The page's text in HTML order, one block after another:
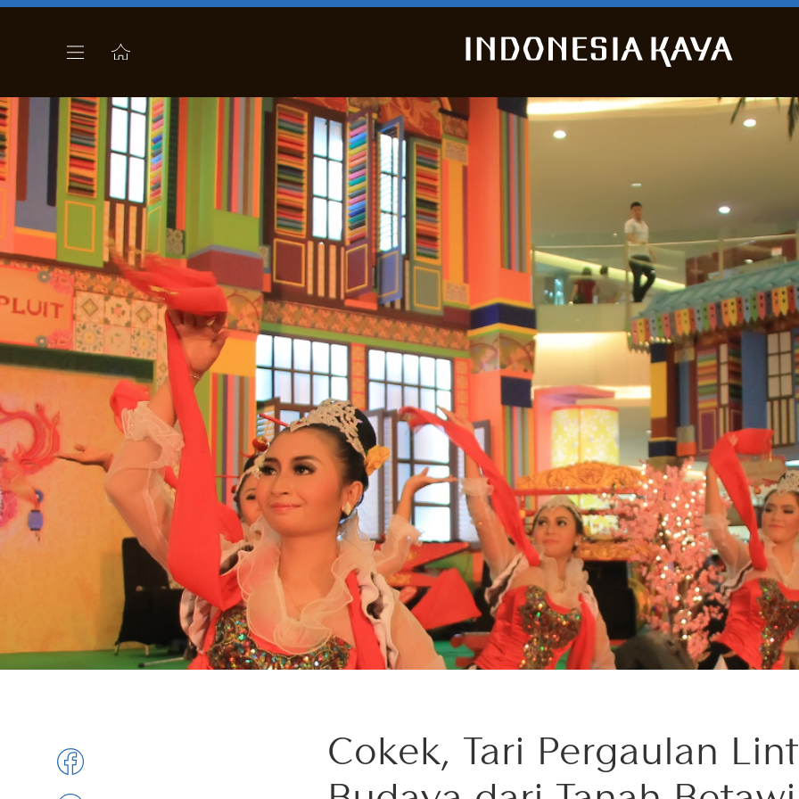
Cokek, Tari Pergaulan